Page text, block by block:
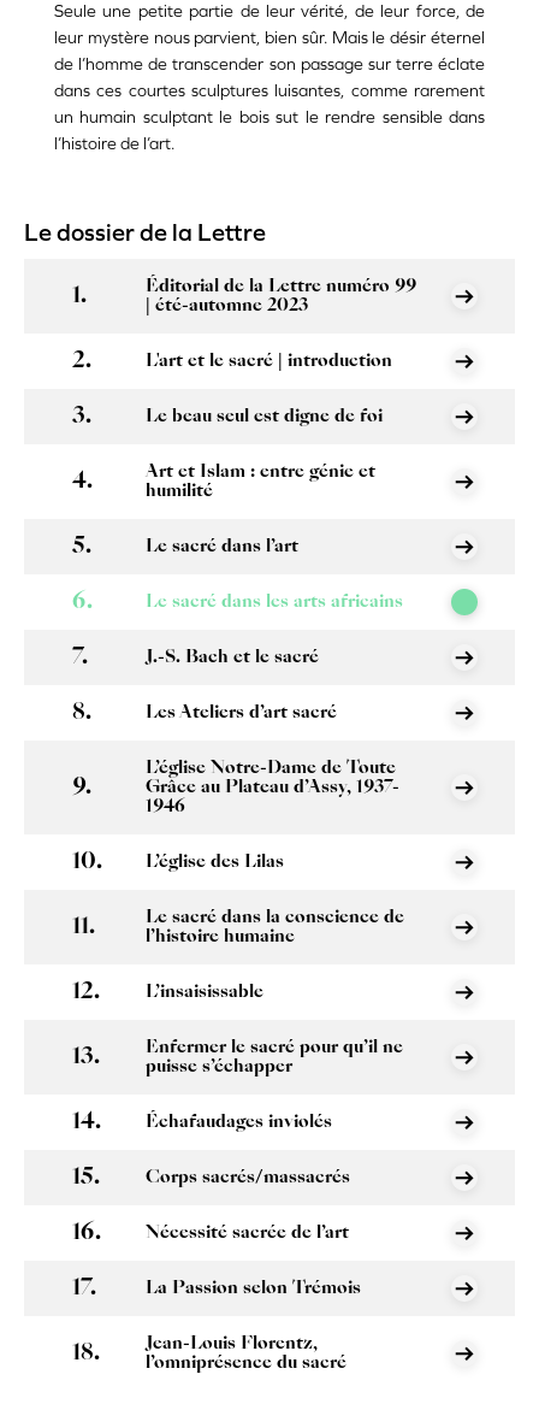
Seule une petite partie de leur vérité, de leur force, de
leur mystère nous parvient, bien sûr. Mais le désir éternel
de l’homme de transcender son passage sur terre éclate
dans ces courtes sculptures luisantes, comme rarement
un humain sculptant le bois sut le rendre sensible dans
l’histoire de l’art.
Le dossier de la Lettre
Éditorial de la Lettre numéro 99
| été-automne 2023
L'art et le sacré | introduction
Le beau seul est digne de foi
Art et Islam : entre génie et
humilité
Le sacré dans l’art
Le sacré dans les arts africains
J.-S. Bach et le sacré
Les Ateliers d’art sacré
L’église Notre-Dame de Toute
Grâce au Plateau d’Assy, 1937-
1946
L’église des Lilas
Le sacré dans la conscience de
l’histoire humaine
L’insaisissable
Enfermer le sacré pour qu’il ne
puisse s’échapper
Échafaudages inviolés
Corps sacrés/massacrés
Nécessité sacrée de l’art
La Passion selon Trémois
Jean-Louis Florentz,
l’omniprésence du sacré